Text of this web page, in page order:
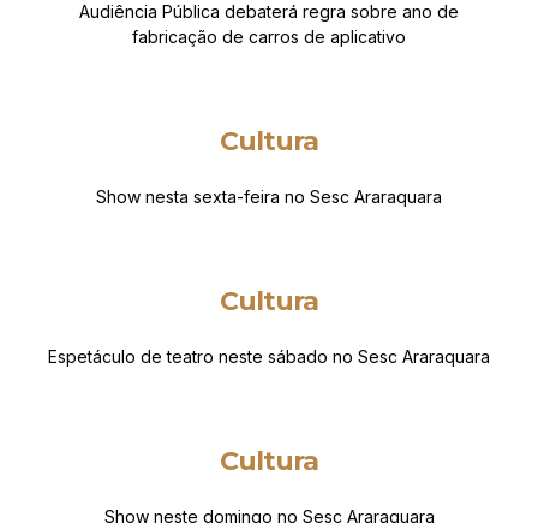
Audiência Pública debaterá regra sobre ano de
fabricação de carros de aplicativo
Cultura
Show nesta sexta-feira no Sesc Araraquara
Cultura
Espetáculo de teatro neste sábado no Sesc Araraquara
Cultura
Show neste domingo no Sesc Araraquara